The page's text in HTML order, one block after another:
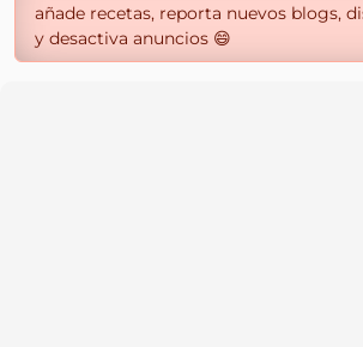
añade recetas, reporta nuevos blogs,
y desactiva anuncios 😄